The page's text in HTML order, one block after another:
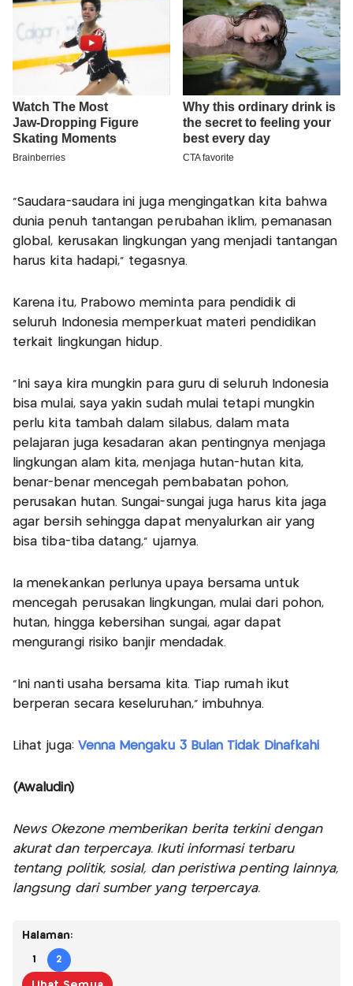
“Saudara-saudara ini juga mengingatkan kita bahwa
dunia penuh tantangan perubahan iklim, pemanasan
global, kerusakan lingkungan yang menjadi tantangan
harus kita hadapi,” tegasnya.
Karena itu, Prabowo meminta para pendidik di
seluruh Indonesia memperkuat materi pendidikan
terkait lingkungan hidup.
“Ini saya kira mungkin para guru di seluruh Indonesia
bisa mulai, saya yakin sudah mulai tetapi mungkin
perlu kita tambah dalam silabus, dalam mata
pelajaran juga kesadaran akan pentingnya menjaga
lingkungan alam kita, menjaga hutan-hutan kita,
benar-benar mencegah pembabatan pohon,
perusakan hutan. Sungai-sungai juga harus kita jaga
agar bersih sehingga dapat menyalurkan air yang
bisa tiba-tiba datang,” ujarnya.
Ia menekankan perlunya upaya bersama untuk
mencegah perusakan lingkungan, mulai dari pohon,
hutan, hingga kebersihan sungai, agar dapat
mengurangi risiko banjir mendadak.
“Ini nanti usaha bersama kita. Tiap rumah ikut
berperan secara keseluruhan,” imbuhnya.
Lihat juga: Venna Mengaku 3 Bulan Tidak Dinafkahi
(Awaludin)
News Okezone memberikan berita terkini dengan
akurat dan terpercaya. Ikuti informasi terbaru
tentang politik, sosial, dan peristiwa penting lainnya,
langsung dari sumber yang terpercaya.
Halaman:
1 2